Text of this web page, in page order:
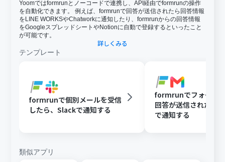
Yoomではformrunとノーコードで連携し、API経由でformrunの操作
を自動化できます。 例えば、formrunで回答が送信されたら回答情報
をLINE WORKSやChatworkに通知したり、formrunからの回答情報
をGoogleスプレッドシートやNotionに自動で登録するといったこと
が可能です。
詳しくみる
テンプレート
formrunで個別メールを受信
したら、Slackで通知する
formrunでフォーム
回答が送信されたら
で通知する
類似アプリ